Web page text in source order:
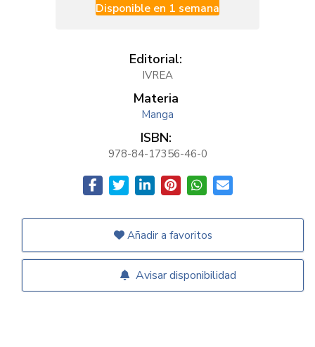
Disponible en 1 semana
Editorial:
IVREA
Materia
Manga
ISBN:
978-84-17356-46-0
Añadir a favoritos
Avisar disponibilidad